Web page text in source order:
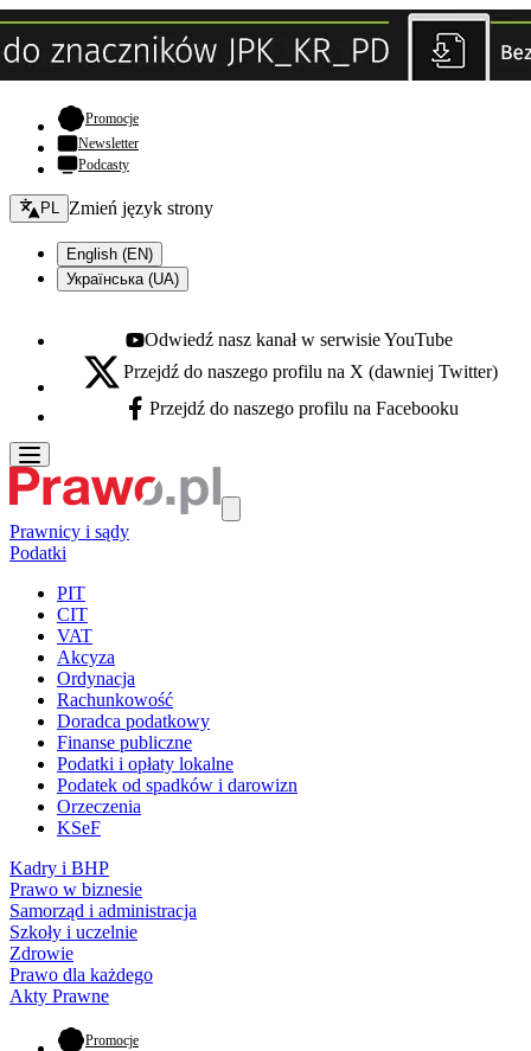
Promocje- otwiera się w nowej karcie
Newsletter
Podcasty
Zmień język - bieżący:
PL Zmień język strony
English (EN)
Українська (UA)
Youtube - otwiera się w nowej karcie
Odwiedź nasz kanał w serwisie YouTube
X - otwiera się w nowej karcie
Przejdź do naszego profilu na X (dawniej Twitter)
Facebook - otwiera się w nowej karcie
Przejdź do naszego profilu na Facebooku
Prawnicy i sądy
Podatki
PIT
CIT
VAT
Akcyza
Ordynacja
Rachunkowość
Doradca podatkowy
Finanse publiczne
Podatki i opłaty lokalne
Podatek od spadków i darowizn
Orzeczenia
KSeF
Kadry i BHP
Prawo w biznesie
Samorząd i administracja
Szkoły i uczelnie
Zdrowie
Prawo dla każdego
Akty Prawne
Promocje- otwiera się w nowej karcie